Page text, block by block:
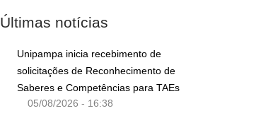
Últimas notícias
Unipampa inicia recebimento de
solicitações de Reconhecimento de
Saberes e Competências para TAEs
05/08/2026 - 16:38